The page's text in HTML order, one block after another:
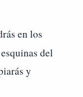
en los
del
y